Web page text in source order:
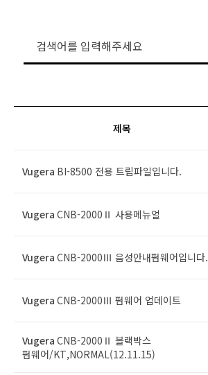
제목
Vugera BI-8500 전용 트립파일입니다.
Vugera CNB-2000Ⅱ 사용메뉴얼
Vugera CNB-2000Ⅲ 음성안내펌웨어입니다.
Vugera CNB-2000Ⅲ 펌웨어 업데이트
Vugera CNB-2000Ⅱ 블랙박스
펌웨어/KT,NORMAL(12.11.15)